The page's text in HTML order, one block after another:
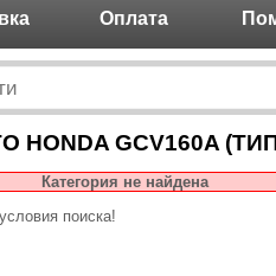
Оплата
GCV160A
Категория не найдена
поиска!